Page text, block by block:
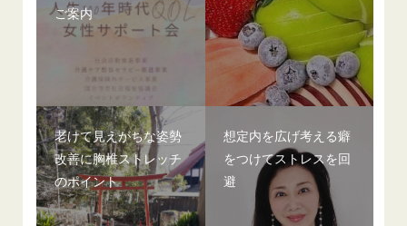
ご案内
老けて見えがちな姿勢
改善に胸椎ストレッチ
のポイント
想定内を広げ考える癖
をつけてストレスを回
避